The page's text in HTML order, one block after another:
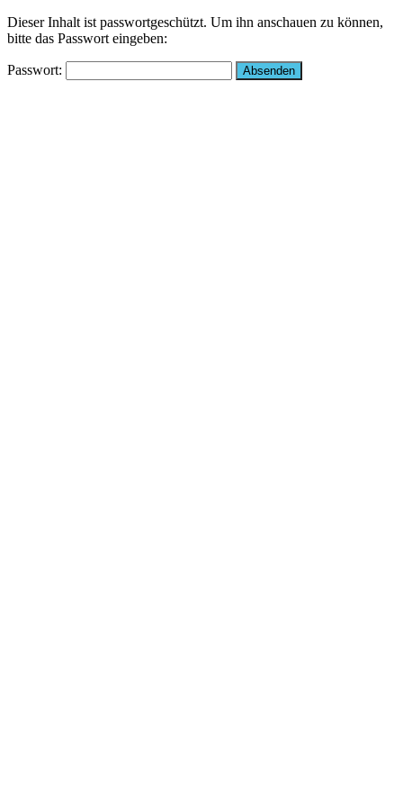
Dieser Inhalt ist passwortgeschützt. Um ihn anschauen zu können,
bitte das Passwort eingeben:
Passwort: